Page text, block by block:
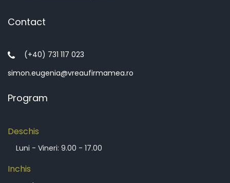
Contact
(+40) 731 117 023
simon.eugenia@vreaufirmamea.ro
Program
Deschis
Luni - Vineri: 9.00 - 17.00
Inchis